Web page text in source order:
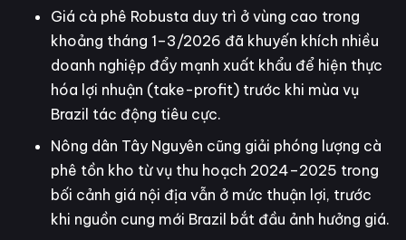
Giá cà phê Robusta duy trì ở vùng cao trong
khoảng tháng 1–3/2026 đã khuyến khích nhiều
doanh nghiệp đẩy mạnh xuất khẩu để hiện thực
hóa lợi nhuận (take-profit) trước khi mùa vụ
Brazil tác động tiêu cực.
Nông dân Tây Nguyên cũng giải phóng lượng cà
phê tồn kho từ vụ thu hoạch 2024–2025 trong
bối cảnh giá nội địa vẫn ở mức thuận lợi, trước
khi nguồn cung mới Brazil bắt đầu ảnh hưởng giá.